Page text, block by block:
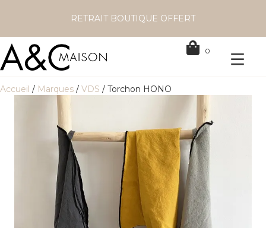
RETRAIT BOUTIQUE OFFERT
0
Accueil / Marques / VDS / Torchon HONO